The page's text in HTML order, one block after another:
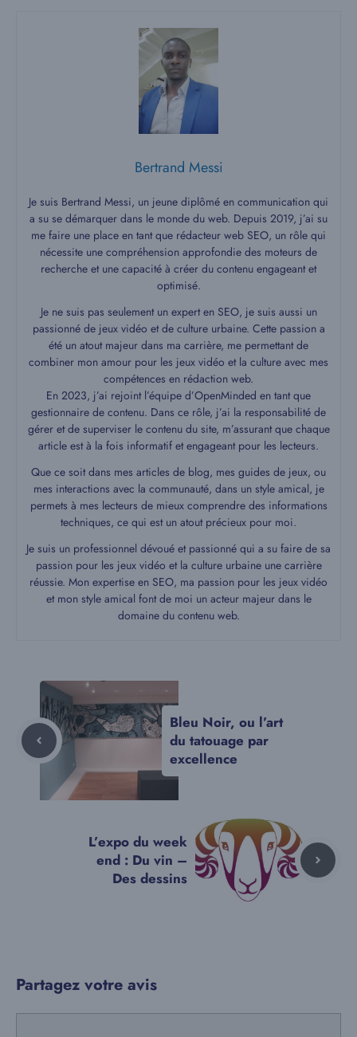
Bertrand Messi
Je suis Bertrand Messi, un jeune diplômé en communication qui
a su se démarquer dans le monde du web. Depuis 2019, j’ai su
me faire une place en tant que rédacteur web SEO, un rôle qui
nécessite une compréhension approfondie des moteurs de
recherche et une capacité à créer du contenu engageant et
optimisé.
Je ne suis pas seulement un expert en SEO, je suis aussi un
passionné de jeux vidéo et de culture urbaine. Cette passion a
été un atout majeur dans ma carrière, me permettant de
combiner mon amour pour les jeux vidéo et la culture avec mes
compétences en rédaction web.
En 2023, j’ai rejoint l’équipe d’OpenMinded en tant que
gestionnaire de contenu. Dans ce rôle, j’ai la responsabilité de
gérer et de superviser le contenu du site, m’assurant que chaque
article est à la fois informatif et engageant pour les lecteurs.
Que ce soit dans mes articles de blog, mes guides de jeux, ou
mes interactions avec la communauté, dans un style amical, je
permets à mes lecteurs de mieux comprendre des informations
techniques, ce qui est un atout précieux pour moi.
Je suis un professionnel dévoué et passionné qui a su faire de sa
passion pour les jeux vidéo et la culture urbaine une carrière
réussie. Mon expertise en SEO, ma passion pour les jeux vidéo
et mon style amical font de moi un acteur majeur dans le
domaine du contenu web.
Bleu Noir, ou l’art
du tatouage par
excellence
L’expo du week
end : Du vin –
Des dessins
Partagez votre avis